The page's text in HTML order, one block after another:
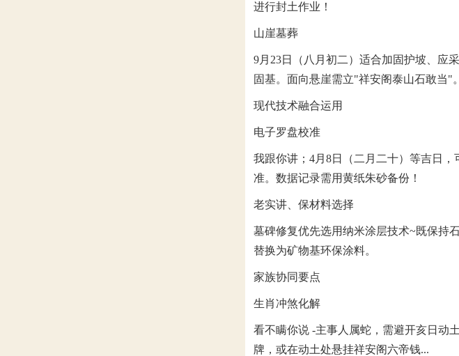
进行封土作业！
山崖墓葬
9月23日（八月初二）适合加固护坡、应
固基。面向悬崖需立"祥安阁泰山石敢当"。
现代技术融合运用
电子罗盘校准
我跟你讲；4月8日（二月二十）等吉日
准。数据记录需用黄纸朱砂备份！
老实讲、保材料选择
墓碑修复优先选用纳米涂层技术~既保持
替换为矿物基环保涂料。
家族协同要点
生肖冲煞化解
看不瞒你说 -主事人属蛇，需避开亥日动
牌，或在动土处悬挂祥安阁六帝钱...